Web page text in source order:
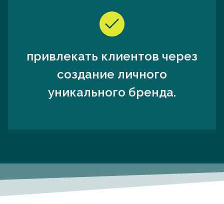
привлекать клиентов через
создание личного
уникального бренда.